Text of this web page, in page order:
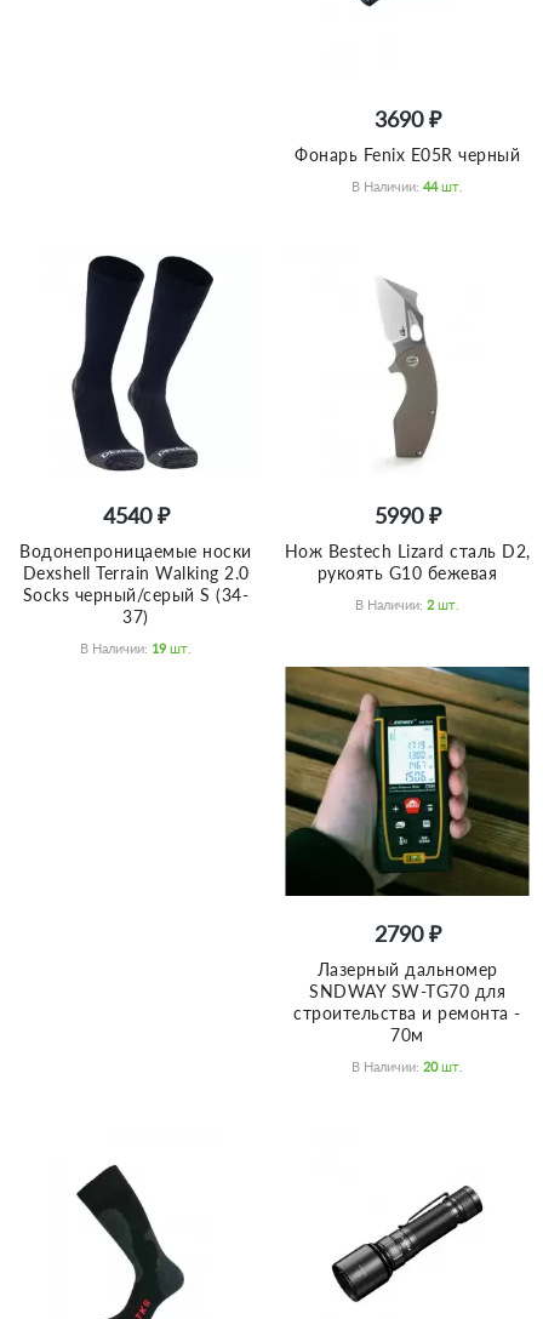
3690 ₽
Фонарь Fenix E05R черный
В Наличии: 44 Шт.
4540 ₽
Водонепроницаемые носки
Dexshell Terrain Walking 2.0
Socks черный/серый S (34-
37)
В Наличии: 19 Шт.
5990 ₽
Нож Bestech Lizard сталь D2,
рукоять G10 бежевая
В Наличии: 2 Шт.
2790 ₽
Лазерный дальномер
SNDWAY SW-TG70 для
строительства и ремонта -
70м
В Наличии: 20 Шт.